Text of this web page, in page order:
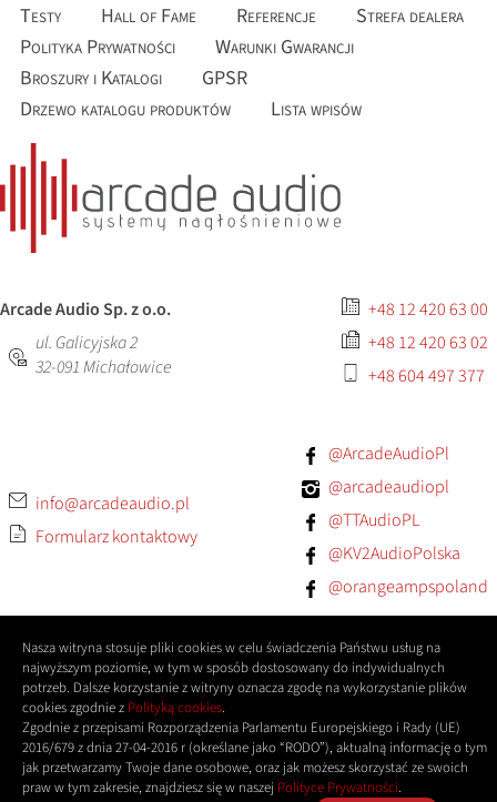
Testy
Hall of Fame Referencje
Strefa dealera
Polityka Prywatności
Warunki Gwarancji
Broszury i Katalogi
GPSR
Drzewo katalogu produktów
Lista wpisów
Arcade Audio Sp. z o.o.
ul. Galicyjska 2
32-091Michałowice
+48 12 420 63 00
+48 12 420 63 02
+48 604 497 377
info@arcadeaudio.pl
Formularz kontaktowy
@ArcadeAudioPl
@arcadeaudiopl
@TTAudioPL
@KV2AudioPolska
@orangeampspoland
Nasza witryna stosuje pliki cookies w celu świadczenia Państwu usług na
najwyższym poziomie, w tym w sposób dostosowany do indywidualnych
potrzeb. Dalsze korzystanie z witryny oznacza zgodę na wykorzystanie plików
cookies zgodnie z Polityką cookies.
Zgodnie z przepisami Rozporządzenia Parlamentu Europejskiego i Rady (UE)
2016/679 z dnia 27-04-2016 r (określane jako “RODO”), aktualną informację o tym
jak przetwarzamy Twoje dane osobowe, oraz jak możesz skorzystać ze swoich
praw w tym zakresie, znajdziesz się w naszej Polityce Prywatności.